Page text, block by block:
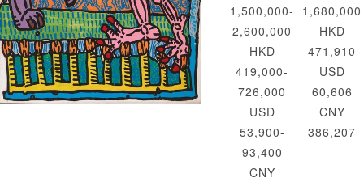
1,500,000-
2,600,000
HKD
419,000-
726,000
USD
53,900-
93,400
CNY
1,680,000
HKD
471,910
USD
60,606
CNY
386,207